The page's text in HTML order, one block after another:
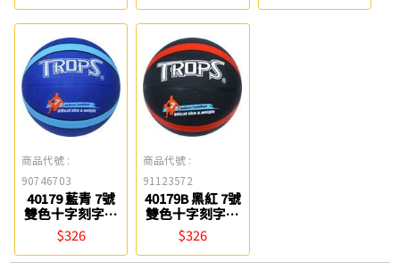
商品代號 :
90746703
40179 藍青 7號
雙色十字刻字籃
球 TROPS 特波
士
$326
商品代號 :
91123572
40179B 黑紅 7號
雙色十字刻字籃
球 TROPS 特波
40179B 黑紅 7號
雙色十字刻字籃
$326